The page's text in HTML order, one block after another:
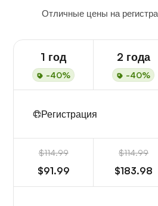
Отличные цены на
1 год
-40%
2 года
-40%
Регистрация
$114.99
$91.99
$114.99
$183.98